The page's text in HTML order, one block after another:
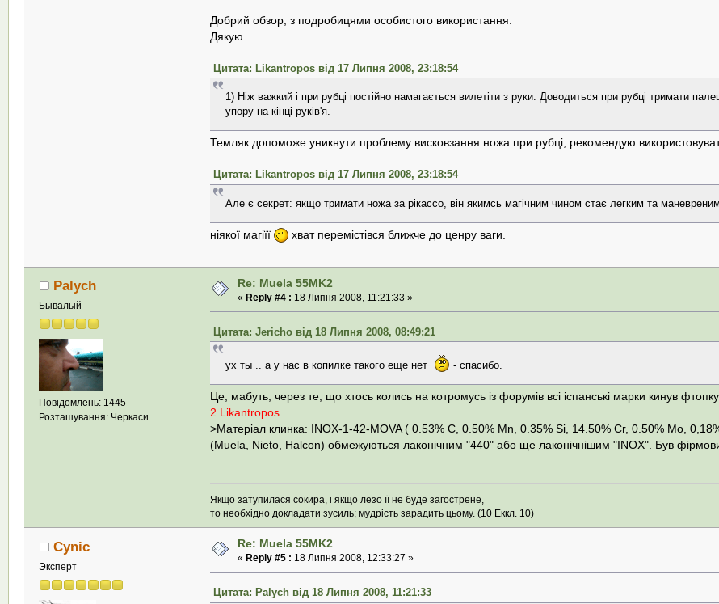
Добрий обзор, з подробицями особистого використання.
Дякую.
Цитата: Likantropos від 17 Липня 2008, 23:18:54
1) Ніж важкий і при рубці постійно намагається вилетіти з руки. Доводиться при рубці тримати
упору на кінці руків'я.
Темляк допоможе уникнути проблему висковзання ножа при рубці, рекомендую
Цитата: Likantropos від 17 Липня 2008, 23:18:54
Але є секрет: якщо тримати ножа за рікассо, він якимсь магічним чином стає легким та
ніякої магіїї хват перемістівся ближче до ценру ваги.
Palych
Бывалый
Повідомлень: 1445
Розташування: Черкаси
Re: Muela 55MK2
« Reply #4 : 18 Липня 2008, 11:21:33 »
Цитата: Jericho від 18 Липня 2008, 08:49:21
ух ты .. а у нас в копилке такого еще нет - спасибо.
Це, мабуть, через те, що хтось колись на котромусь із форумів всі іспанські марки кинув
2 Likantropos
>Матеріал клинка: INOX-1-42-MOVA ( 0.53% C, 0.50% Mn, 0.35% Si, 14.50% Cr, 0.50% Mo,
(Muela, Nieto, Halcon) обмежуються лаконічним "440" або ще лаконічнішим "INOX". Був
Якщо затупилася сокира, і якщо лезо її не буде загострене,
то необхідно докладати зусиль; мудрість зарадить цьому. (10 Еккл. 10)
Cynic
Эксперт
Re: Muela 55MK2
« Reply #5 : 18 Липня 2008, 12:33:27 »
Цитата: Palych від 18 Липня 2008, 11:21:33